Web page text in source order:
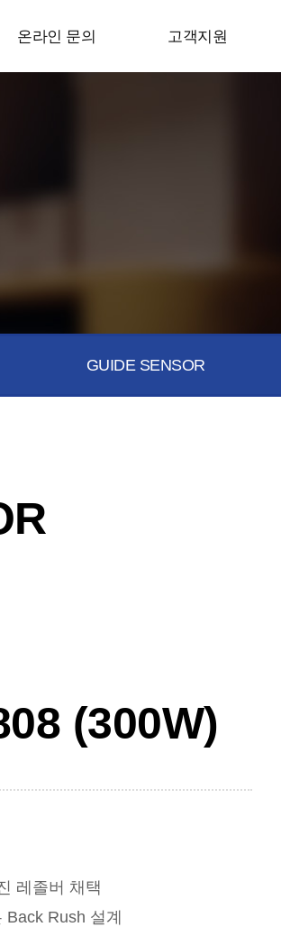
온라인 문의 고객지원
GUIDE SENSOR
(300W)
레졸버 채택
Rush 설계